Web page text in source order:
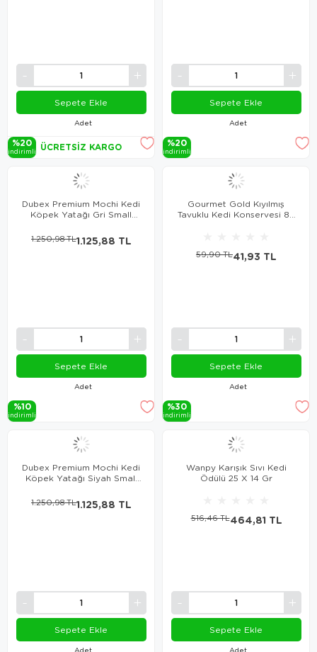
Adet
Sepete Ekle
%20
i̇ndi̇ri̇mli̇ ÜCRETSIZ KARGO
Adet
Sepete Ekle
%20
i̇ndi̇ri̇mli̇
Dubex Premium Mochi Kedi
Köpek Yatağı Gri Small
Adet
1.125,88 TL
1.250,98 TL
Sepete Ekle
%10
i̇ndi̇ri̇mli̇
Gourmet Gold Kıyılmış
Tavuklu Kedi Konservesi 85
Adet
41,93 TL
59,90 TL
Sepete Ekle
%30
i̇ndi̇ri̇mli̇
Dubex Premium Mochi Kedi
Köpek Yatağı Siyah Small
Adet
1.125,88 TL
1.250,98 TL
Sepete Ekle
Wanpy Karışık Sıvı Kedi
Ödülü 25 X 14 Gr
Adet
464,81 TL
516,46 TL
Sepete Ekle